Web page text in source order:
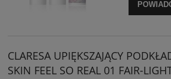
CLARESA UPIĘKSZAJĄCY
SKIN FEEL SO REAL 01 FAIR-